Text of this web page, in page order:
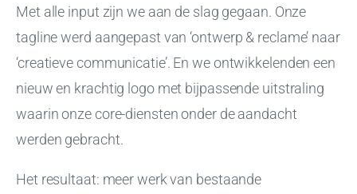
Met alle input zijn we aan de slag gegaan. Onze
tagline werd aangepast van ‘ontwerp & reclame’ naar
‘creatieve communicatie’. En we ontwikkelenden een
nieuw en krachtig logo met bijpassende uitstraling
waarin onze core-diensten onder de aandacht
werden gebracht.
Het resultaat: meer werk van bestaande